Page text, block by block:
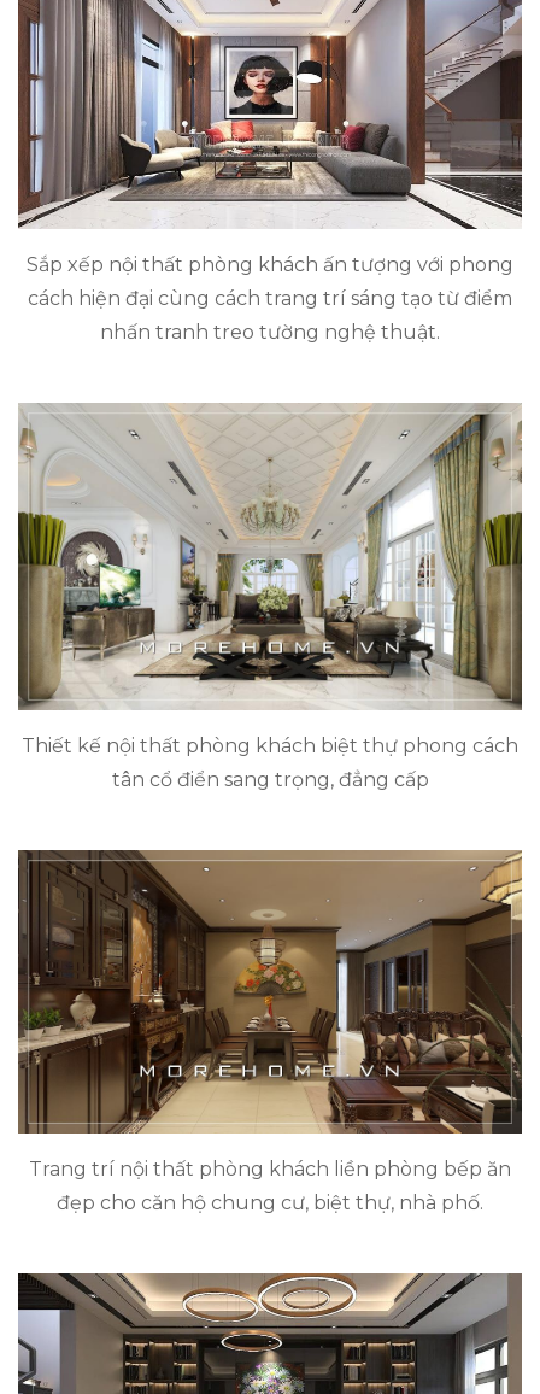
Sắp xếp nội thất phòng khách ấn tượng với phong
cách hiện đại cùng cách trang trí sáng tạo từ điểm
nhấn tranh treo tường nghệ thuật.
Thiết kế nội thất phòng khách biệt thự phong cách
tân cổ điển sang trọng, đẳng cấp
Trang trí nội thất phòng khách liền phòng bếp ăn
đẹp cho căn hộ chung cư, biệt thự, nhà phố.